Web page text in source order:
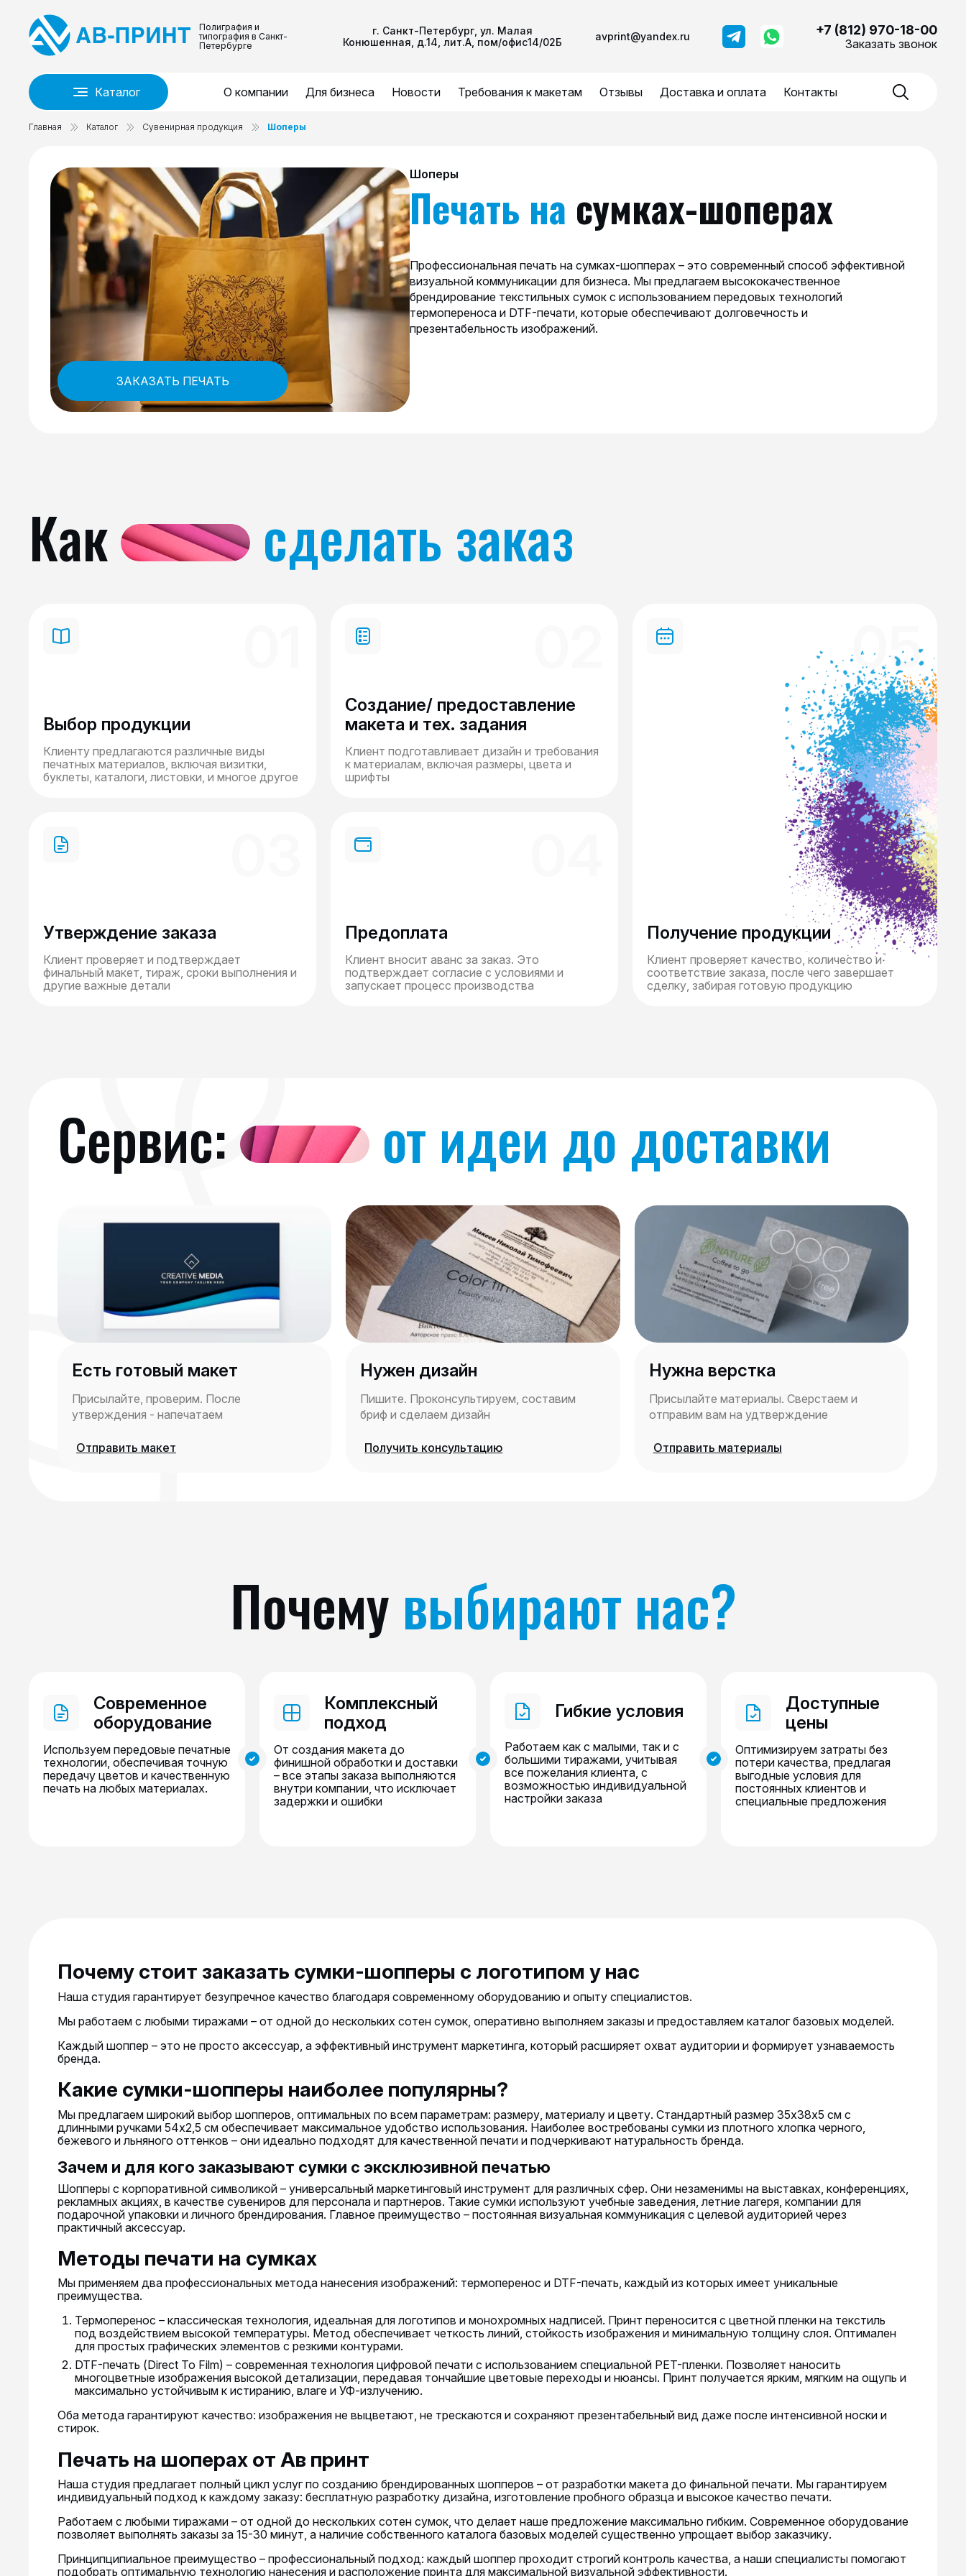
Полиграфия и
типография в Санкт-
Петербурге
г. Санкт-Петербург, ул. Малая
Конюшенная, д.14, лит.А, пом/офис14/02Б
avprint@yandex.ru +7 (812) 970-18-00
Заказать звонок
Каталог О компании Для бизнеса Новости Требования к макетам Отзывы Доставка и оплата Контакты
Главная Каталог Сувенирная продукция Шоперы
ЗАКАЗАТЬ ПЕЧАТЬ
Шоперы
Печать на сумках-шоперах
Профессиональная печать на сумках-шопперах – это современный способ эффективной
визуальной коммуникации для бизнеса. Мы предлагаем высококачественное
брендирование текстильных сумок с использованием передовых технологий
термопереноса и DTF-печати, которые обеспечивают долговечность и
презентабельность изображений.
Как сделать заказ
Выбор продукции
Клиенту предлагаются различные виды
печатных материалов, включая визитки,
буклеты, каталоги, листовки, и многое другое
Создание/ предоставление
макета и тех. задания
Клиент подготавливает дизайн и требования
к материалам, включая размеры, цвета и
шрифты
Утверждение заказа
Клиент проверяет и подтверждает
финальный макет, тираж, сроки выполнения и
другие важные детали
Предоплата
Клиент вносит аванс за заказ. Это
подтверждает согласие с условиями и
запускает процесс производства
05
Получение продукции
Клиент проверяет качество, количество и
соответствие заказа, после чего завершает
сделку, забирая готовую продукцию
Сервис: от идеи до доставки
Есть готовый макет
Присылайте, проверим. После
утверждения - напечатаем
Отправить макет
Нужен дизайн
Пишите. Проконсультируем, составим
бриф и сделаем дизайн
Получить консультацию
Нужна верстка
Присылайте материалы. Сверстаем и
отправим вам на удтверждение
Отправить материалы
Почему выбирают нас?
Современное
оборудование
Используем передовые печатные
технологии, обеспечивая точную
передачу цветов и качественную
печать на любых материалах.
Комплексный
подход
От создания макета до
финишной обработки и доставки
– все этапы заказа выполняются
внутри компании, что исключает
задержки и ошибки
Гибкие условия
Работаем как с малыми, так и с
большими тиражами, учитывая
все пожелания клиента, с
возможностью индивидуальной
настройки заказа
Доступные
цены
Оптимизируем затраты без
потери качества, предлагая
выгодные условия для
постоянных клиентов и
специальные предложения
Почему стоит заказать сумки-шопперы с логотипом у нас
Наша студия гарантирует безупречное качество благодаря современному оборудованию и опыту специалистов.
Мы работаем с любыми тиражами – от одной до нескольких сотен сумок, оперативно выполняем заказы и предоставляем каталог базовых моделей.
Каждый шоппер – это не просто аксессуар, а эффективный инструмент маркетинга, который расширяет охват аудитории и формирует узнаваемость
бренда.
Какие сумки-шопперы наиболее популярны?
Мы предлагаем широкий выбор шопперов, оптимальных по всем параметрам: размеру, материалу и цвету. Стандартный размер 35х38х5 см с
длинными ручками 54х2,5 см обеспечивает максимальное удобство использования. Наиболее востребованы сумки из плотного хлопка черного,
бежевого и льняного оттенков – они идеально подходят для качественной печати и подчеркивают натуральность бренда.
Зачем и для кого заказывают сумки с эксклюзивной печатью
Шопперы с корпоративной символикой – универсальный маркетинговый инструмент для различных сфер. Они незаменимы на выставках, конференциях,
рекламных акциях, в качестве сувениров для персонала и партнеров. Такие сумки используют учебные заведения, летние лагеря, компании для
подарочной упаковки и личного брендирования. Главное преимущество – постоянная визуальная коммуникация с целевой аудиторией через
практичный аксессуар.
Методы печати на сумках
Мы применяем два профессиональных метода нанесения изображений: термоперенос и DTF-печать, каждый из которых имеет уникальные
преимущества.
Термоперенос – классическая технология, идеальная для логотипов и монохромных надписей. Принт переносится с цветной пленки на текстиль
под воздействием высокой температуры. Метод обеспечивает четкость линий, стойкость изображения и минимальную толщину слоя. Оптимален
для простых графических элементов с резкими контурами.
DTF-печать (Direct To Film) – современная технология цифровой печати с использованием специальной PET-пленки. Позволяет наносить
многоцветные изображения высокой детализации, передавая тончайшие цветовые переходы и нюансы. Принт получается ярким, мягким на ощупь и
максимально устойчивым к истиранию, влаге и УФ-излучению.
Оба метода гарантируют качество: изображения не выцветают, не трескаются и сохраняют презентабельный вид даже после интенсивной носки и
стирок.
Печать на шоперах от Ав принт
Наша студия предлагает полный цикл услуг по созданию брендированных шопперов – от разработки макета до финальной печати. Мы гарантируем
индивидуальный подход к каждому заказу: бесплатную разработку дизайна, изготовление пробного образца и высокое качество печати.
Работаем с любыми тиражами – от одной до нескольких сотен сумок, что делает наше предложение максимально гибким. Современное оборудование
позволяет выполнять заказы за 15-30 минут, а наличие собственного каталога базовых моделей существенно упрощает выбор заказчику.
Принципципиальное преимущество – профессиональный подход: каждый шоппер проходит строгий контроль качества, а наши специалисты помогают
подобрать оптимальную технологию нанесения и расположение принта для максимальной визуальной эффективности.